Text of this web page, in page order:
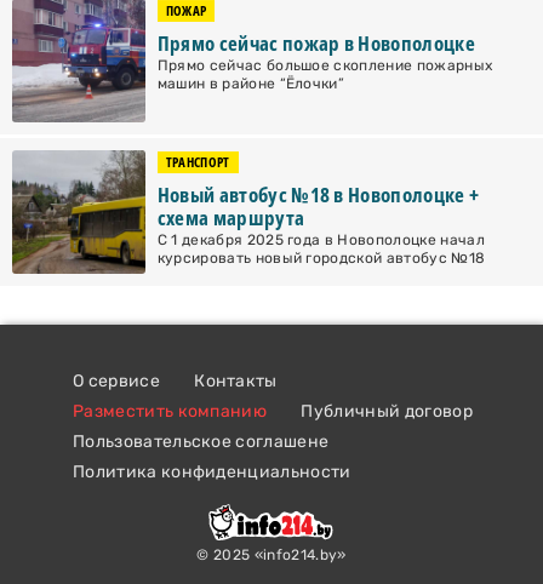
ПОЖАР
Прямо сейчас пожар в Новополоцке
Прямо сейчас большое скопление пожарных
машин в районе “Ёлочки”
ТРАНСПОРТ
Новый автобус №18 в Новополоцке +
схема маршрута
С 1 декабря 2025 года в Новополоцке начал
курсировать новый городской автобус №18
О сервисе
Контакты
Разместить компанию
Публичный договор
Пользовательское соглашене
Политика конфиденциальности
© 2025 «info214.by»